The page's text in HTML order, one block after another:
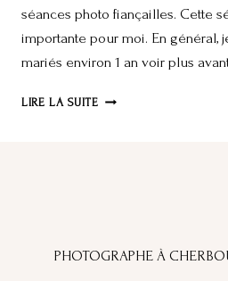
séances photo fiançailles. Cette
importante pour moi. En général,
mariés environ 1 an voir plus
LIRE LA SUITECAROLINE
PHOTOGRAPHE À